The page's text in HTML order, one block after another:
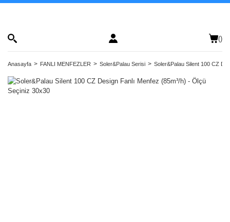
()
Anasayfa FANLI MENFEZLER Soler&Palau Serisi Soler&Palau Silent 100 CZ